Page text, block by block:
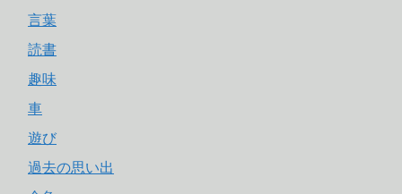
言葉
読書
趣味
車
遊び
過去の思い出